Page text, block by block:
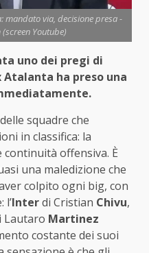
mandato via, decisione presa -
Youtube)
uno dei pregi di
Atalanta ha preso una
squadre che
in classifica: la
offensiva. È
una maledizione che
colpito ogni big, con
l’Interdi Cristian Chivu,
Lautaro Martinez
costante dei suoi